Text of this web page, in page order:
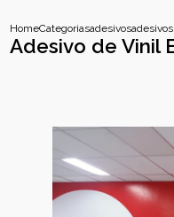
HomeCategoriasadesivos
Adesivo de Vinil